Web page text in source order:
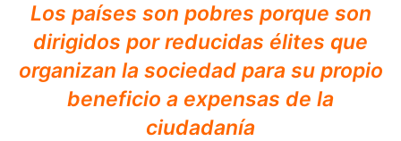
Los países son pobres porque son
dirigidos por reducidas élites que
organizan la sociedad para su propio
beneficio a expensas de la
ciudadanía